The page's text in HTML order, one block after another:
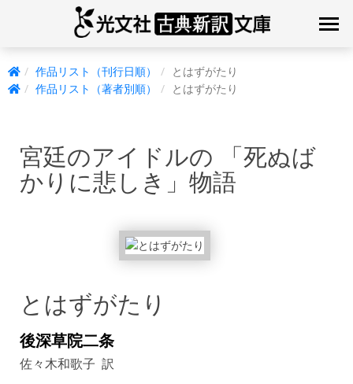
作品リスト（刊行日順）
とはずがたり
作品リスト（著者別順）
とはずがたり
宮廷のアイドルの 「死ぬば
かりに悲しき」物語
とはずがたり
後深草院二条
佐々木和歌子 訳